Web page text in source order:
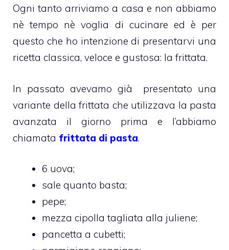
Ogni tanto arriviamo a casa e non abbiamo
nè tempo nè voglia di cucinare ed è per
questo che ho intenzione di presentarvi una
ricetta classica, veloce e gustosa: la frittata.
In passato avevamo già presentato una
variante della frittata che utilizzava la pasta
avanzata il giorno prima e l’abbiamo
chiamata frittata di pasta.
6 uova;
sale quanto basta;
pepe;
mezza cipolla tagliata alla juliene;
pancetta a cubetti;